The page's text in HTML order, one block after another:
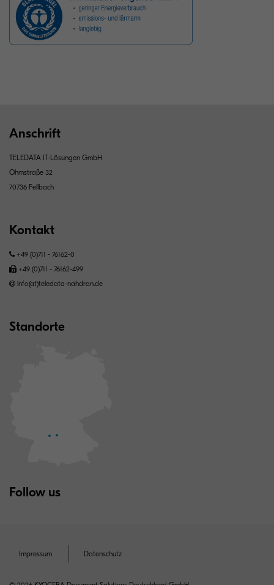
Anschrift
TELEDATA IT-Lösungen GmbH
Ohmstraße 32
70736 Fellbach
Kontakt
+49 (0)711 - 76162-0
+49 (0)711 - 76162-499
info(at)teledata-nahdran.de
Standorte
Follow us
Impressum Datenschutz